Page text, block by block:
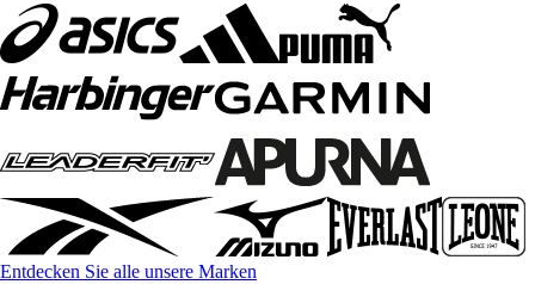
Entdecken Sie alle unsere Marken